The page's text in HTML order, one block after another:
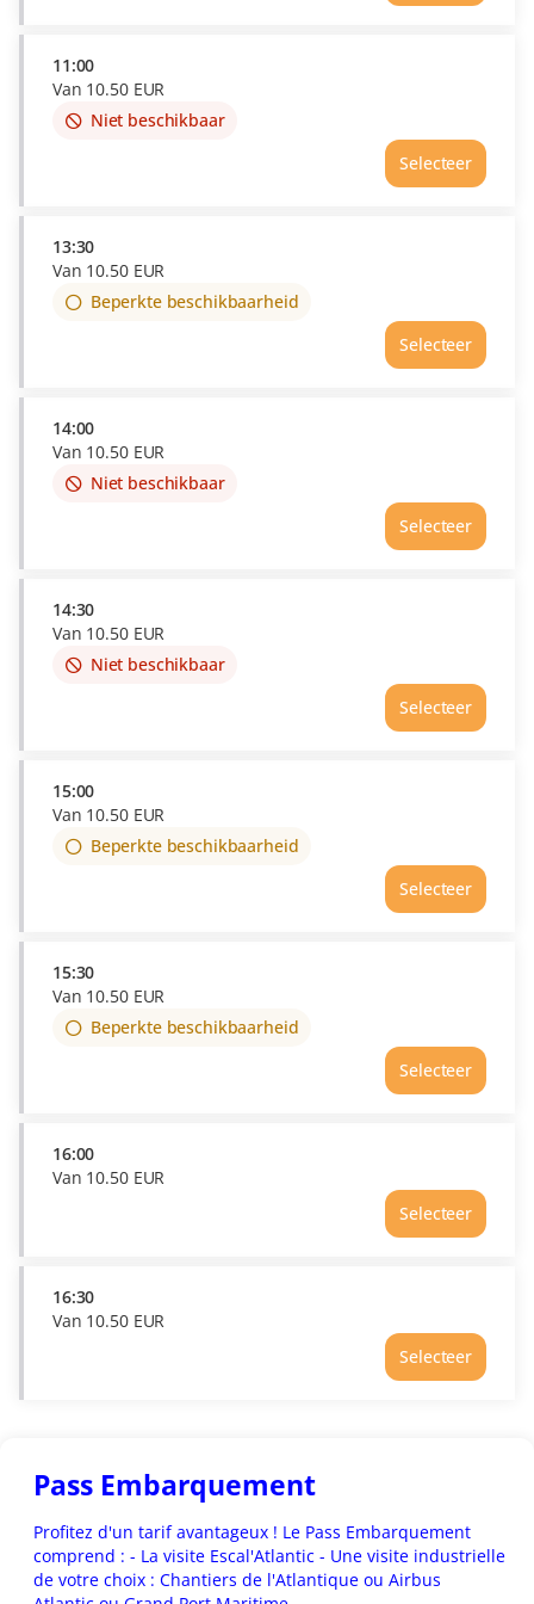
11:00
Van 10.50 EUR
Niet beschikbaarThis
Selecteer
13:30
Van 10.50 EUR
Beperkte beschikbaarheid
Selecteer
14:00
Van 10.50 EUR
Niet beschikbaarThis
Selecteer
14:30
Van 10.50 EUR
Niet beschikbaarThis
Selecteer
15:00
Van 10.50 EUR
Beperkte beschikbaarheid
Selecteer
15:30
Van 10.50 EUR
Beperkte beschikbaarheid
Selecteer
16:00
Van 10.50 EUR
Selecteer
Tijd
16:30
Van 10.50 EUR
Selecteer
Tijd
Pass Embarquement
Profitez d'un tarif avantageux ! Le Pass Embarquement
comprend : - La visite Escal'Atlantic - Une visite industrielle
de votre choix : Chantiers de l'Atlantique ou Airbus